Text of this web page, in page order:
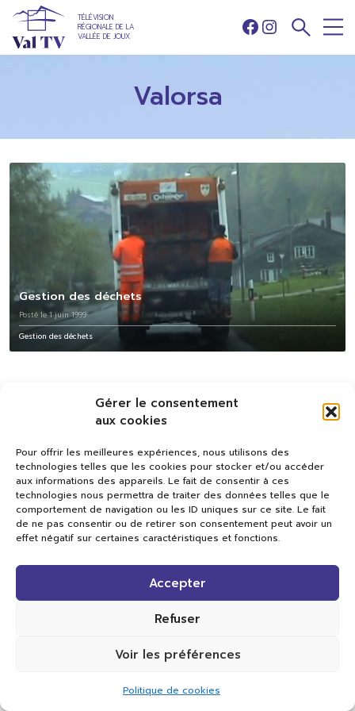
Gérer le consentement
aux cookies
Pour offrir les meilleures expériences, nous utilisons des
technologies telles que les cookies pour stocker et/ou accéder
aux informations des appareils. Le fait de consentir à ces
technologies nous permettra de traiter des données telles que le
comportement de navigation ou les ID uniques sur ce site. Le fait
de ne pas consentir ou de retirer son consentement peut avoir un
effet négatif sur certaines caractéristiques et fonctions.
Accepter
Refuser
Voir les préférences
Politique de cookies
TÉLÉVISION
RÉGIONALE DE LA
VALLÉE DE JOUX
Facebook
Instagram
Valorsa
Gestion des déchets
Posté le 1 juin 1999
Gestion des déchets
Val TV
Centre de Compétences Médias
Rue du Pont-Neuf 24
Tous droits réservés.
Réalisation Cavin-Baudat Digital Lab